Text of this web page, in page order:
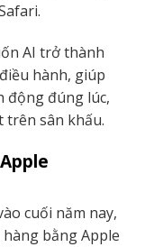
AI trở thành
hành, giúp
động đúng lúc,
trên sân khấu.
cuối năm nay,
bằng Apple